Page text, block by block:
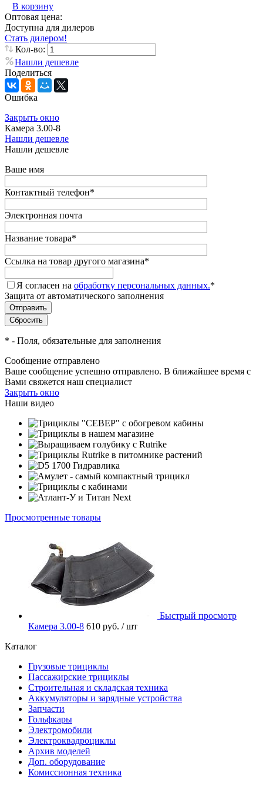
В корзину
Оптовая цена:
Доступна для дилеров
Стать дилером!
Кол-во:
Нашли дешевле
Поделиться
Ошибка
Закрыть окно
Камера 3.00-8
Нашли дешевле
Нашли дешевле
Ваше имя
Контактный телефон*
Электронная почта
Название товара*
Ссылка на товар другого магазина*
Я согласен на обработку персональных данных.*
Защита от автоматического заполнения
* - Поля, обязательные для заполнения
Сообщение отправлено
Ваше сообщение успешно отправлено. В ближайшее время с
Вами свяжется наш специалист
Закрыть окно
Наши видео
Просмотренные товары
Быстрый просмотр
Камера 3.00-8 610 руб. / шт
Каталог
Грузовые трициклы
Пассажирские трициклы
Строительная и складская техника
Аккумуляторы и зарядные устройства
Запчасти
Гольфкары
Электромобили
Электроквадроциклы
Архив моделей
Доп. оборудование
Комиссионная техника